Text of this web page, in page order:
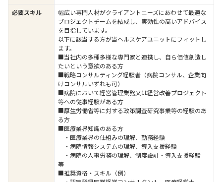
必要スキル
幅広い専門人材がクライアントニーズにあわせて最適な
プロジェクトチームを結成し、実効性の高いアドバイス
を目指しています。
以下に該当する方が当ヘルスケアユニットにフィットし
ます。
■当社内の多種多様な専門家と連携し、自ら価値創造し
たいという意欲のある方
■戦略コンサルティング経験者（病院コンサル、企業向
けコンサルいずれも可）
■病院において経営管理業務又は経営改善プロジェクト
等への従事経験がある方
■厚生労働省等に対する政策調査研究事業等の経験のあ
る方
■医療業界知識のある方
・医療業界の仕組みの理解、勤務経験
・病院情報システムの理解、導入支援経験
・病院の人事労務の理解、制度設計・導入支援経験
等
■推奨資格・スキル（例）